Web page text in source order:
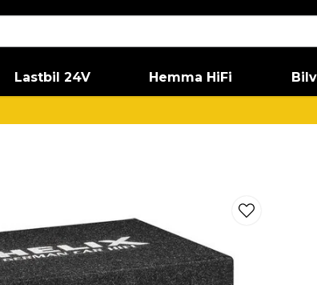
Lastbil 24V Hemma HiFi